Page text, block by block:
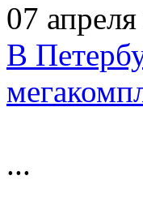
07
В
...